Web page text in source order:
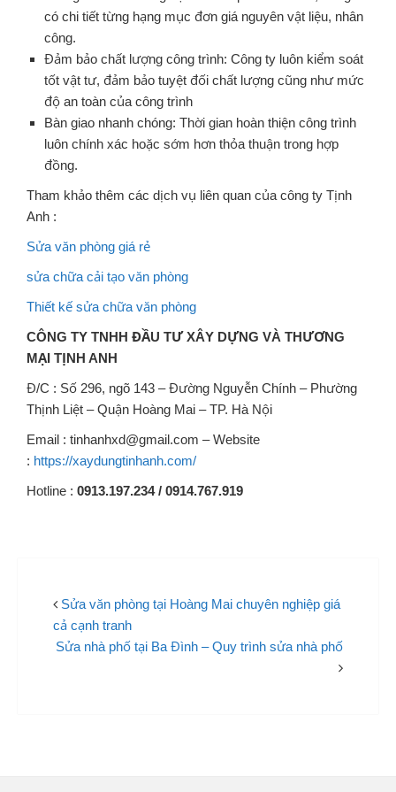
có chi tiết từng hạng mục đơn giá nguyên vật liệu, nhân
công.
Đảm bảo chất lượng công trình: Công ty luôn kiểm soát
tốt vật tư, đảm bảo tuyệt đối chất lượng cũng như mức
độ an toàn của công trình
Bàn giao nhanh chóng: Thời gian hoàn thiện công trình
luôn chính xác hoặc sớm hơn thỏa thuận trong hợp
đồng.
Tham khảo thêm các dịch vụ liên quan của công ty Tịnh
Anh :
Sửa văn phòng giá rẻ
sửa chữa cải tạo văn phòng
Thiết kế sửa chữa văn phòng
CÔNG TY TNHH ĐẦU TƯ XÂY DỰNG VÀ THƯƠNG
MẠI TỊNH ANH
Đ/C : Số 296, ngõ 143 – Đường Nguyễn Chính – Phường
Thịnh Liệt – Quận Hoàng Mai – TP. Hà Nội
Email : tinhanhxd@gmail.com – Website
: https://xaydungtinhanh.com/
Hotline : 0913.197.234 / 0914.767.919
Sửa văn phòng tại Hoàng Mai chuyên nghiệp giá
cả cạnh tranh
Sửa nhà phố tại Ba Đình – Quy trình sửa nhà phố